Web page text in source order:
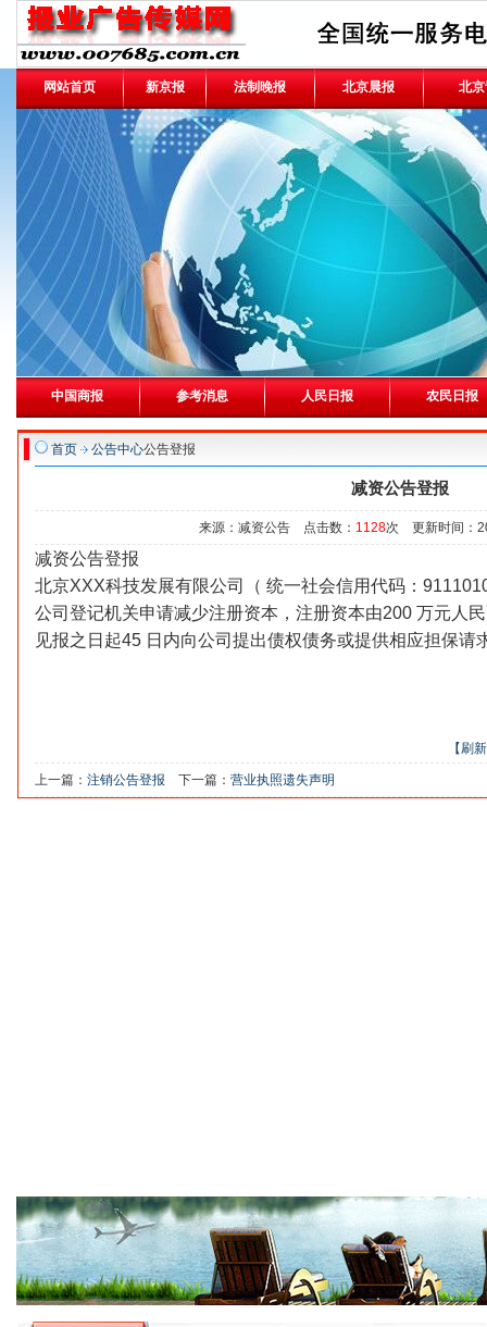
网站首页 新京报 法制晚报 北京晨报 北京
中国商报 参考消息 人民日报 农民日报
首页 公告中心公告登报
减资公告登报
来源：减资公告 点击数： 1128次 更新时间：
减资公告登报
北京XXX科技发展有限公司（ 统一社会信用代码：
公司登记机关申请减少注册资本，注册资本由200 万元人
见报之日起45 日内向公司提出债权债务或提供相应担保请
【刷
上一篇： 注销公告登报 下一篇： 营业执照遗失声明